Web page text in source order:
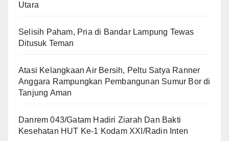
Utara
Selisih Paham, Pria di Bandar Lampung Tewas
Ditusuk Teman
Atasi Kelangkaan Air Bersih, Peltu Satya Ranner
Anggara Rampungkan Pembangunan Sumur Bor di
Tanjung Aman
Danrem 043/Gatam Hadiri Ziarah Dan Bakti
Kesehatan HUT Ke-1 Kodam XXI/Radin Inten